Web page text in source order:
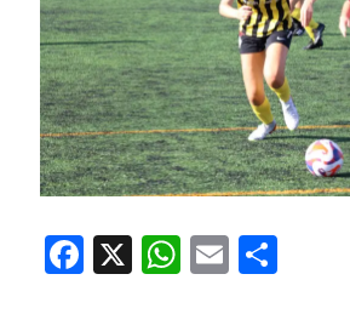
Facebook
X WhatsApp
Email